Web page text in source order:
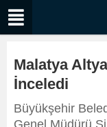
Malatya
İnceledi
Büyükşehir
Genel Müdürü